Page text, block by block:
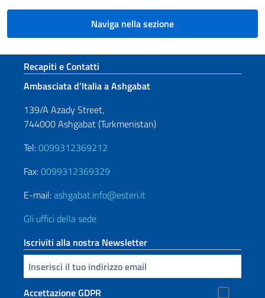
Naviga nella sezione
Sezione footer
Recapiti e Contatti
Ambasciata d’Italia a Ashgabat
139/A Azady Street,
744000 Ashgabat (Turkmenistan)
Tel:0099312369212
Fax:0099312369329
E-mail:ashgabat.info@esteri.it
Gli uffici della sede
Iscriviti alla nostra Newsletter
Inserisci la tua email
Accettazione GDPR